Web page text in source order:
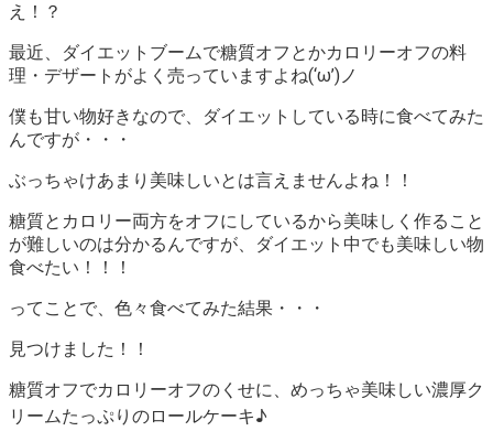
え！？
最近、ダイエットブームで糖質オフとかカロリーオフの料
理・デザートがよく売っていますよね(‘ω’)ノ
僕も甘い物好きなので、ダイエットしている時に食べてみた
んですが・・・
ぶっちゃけあまり美味しいとは言えませんよね！！
糖質とカロリー両方をオフにしているから美味しく作ること
が難しいのは分かるんですが、
ダイエット中でも美味しい物
食べたい！！！
ってことで、色々食べてみた結果・・・
見つけました！！
糖質オフでカロリーオフのくせに、めっちゃ美味しい濃厚ク
リームたっぷりのロールケーキ♪